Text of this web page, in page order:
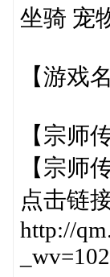
坐骑 宠
【游戏
【宗师
【宗师
点击链
http://